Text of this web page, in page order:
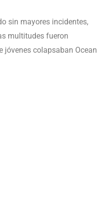
sin mayores incidentes,
multitudes fueron
jóvenes colapsaban Ocean